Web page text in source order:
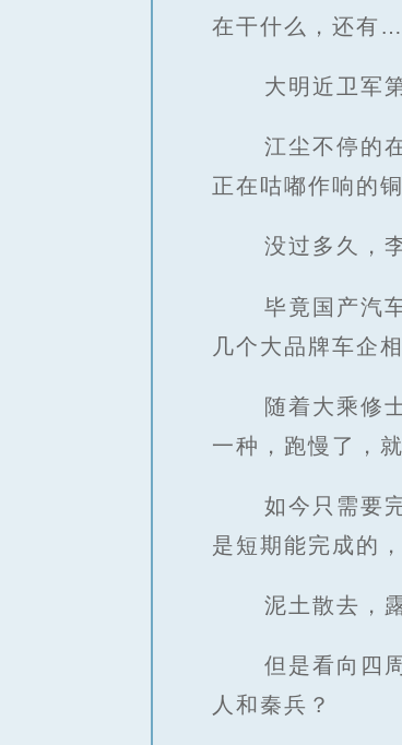
在干什么，还有
大明近卫军
江尘不停的
正在咕嘟作响的铜
没过多久，
毕竟国产汽
几个大品牌车企
随着大乘修
一种，跑慢了，
如今只需要
是短期能完成的
泥土散去，
但是看向四
人和秦兵？